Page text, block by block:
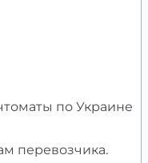
по Украине
перевозчика.